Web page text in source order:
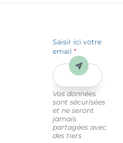
Saisir ici votre
email*
Vos données
sont sécurisées
et ne seront
jamais
partagées avec
des tiers
Envoyer